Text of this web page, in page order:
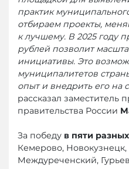
практик
отбираем проекты,
к лучшему. В 2025 году
рублей позволит
инициативы. Это
муниципалитетов
опыт и внедрить его на
рассказал заместитель
правительства России
За победу в пяти
Кемерово,
Междуреченский,